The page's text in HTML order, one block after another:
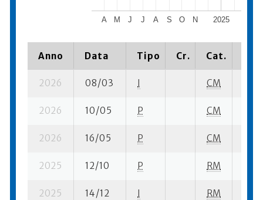
2025
A M J J A S O N
Anno Data Tipo Cr. Cat.
2026 08/03 I CM
2026 10/05 P CM
2026 16/05 P CM
2025 12/10 P RM
2025 14/12 I RM